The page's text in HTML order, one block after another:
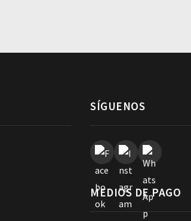
SÍGUENOS
MEDIOS DE PAGO